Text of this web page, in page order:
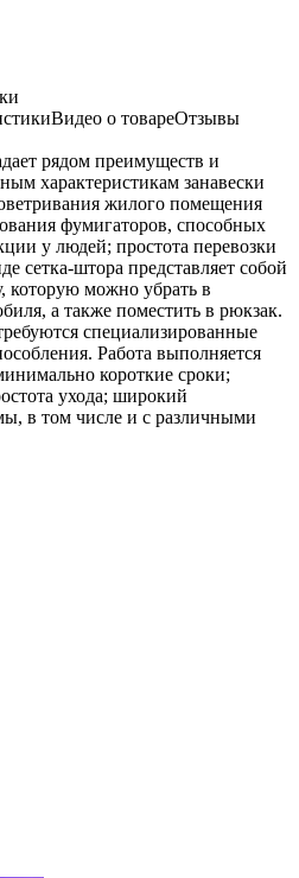
Видео о товареОтзывы
рядом преимуществ и
характеристикам занавески
жилого помещения
фумигаторов, способных
у людей; простота перевозки
сетка-штора представляет собой
которую можно убрать в
а также поместить в рюкзак.
специализированные
Работа выполняется
короткие сроки;
ухода; широкий
в том числе и с различными